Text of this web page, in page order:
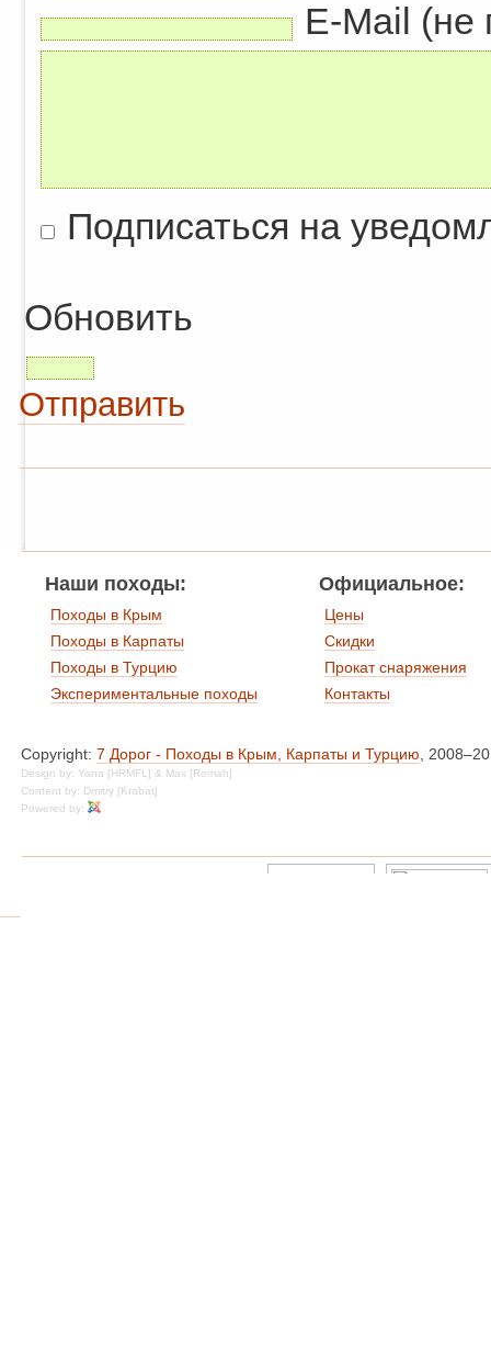
E-Mail (не
Подписаться на
Обновить
Отправить
Наши походы:
Походы в Крым
Походы в Карпаты
Походы в Турцию
Экспериментальные походы
Официальное:
Цены
Скидки
Прокат снаряжения
Контакты
Copyright: 7 Дорог - Походы в Крым, Карпаты и Турцию,
Design by: Yana [HRMFL] & Max [Romah]
Content by: Dmitry [Krabat]
Powered by: